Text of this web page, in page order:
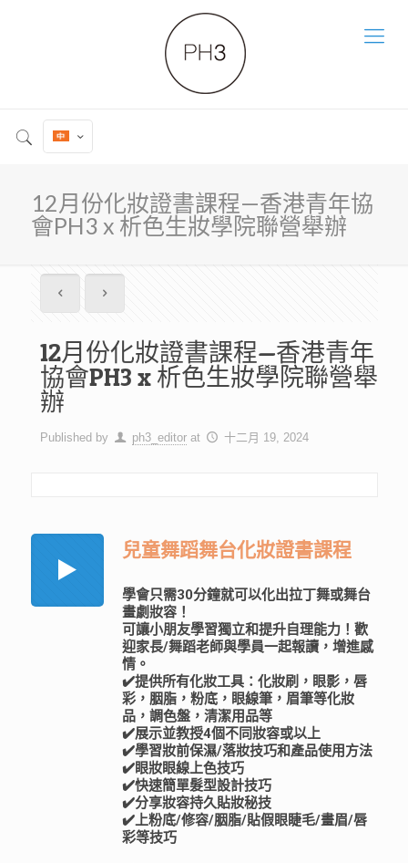
12月份化妝證書課程—香港青年協
會PH3 x 析色生妝學院聯營舉辦
12月份化妝證書課程—香港青年
協會PH3 x 析色生妝學院聯營舉
辦
Published by ph3_editor at 十二月 19, 2024
兒童舞蹈舞台化妝證書課程
學會只需30分鐘就可以化出拉丁舞或舞台
畫劇妝容！
可讓小朋友學習獨立和提升自理能力！歡
迎家長/舞蹈老師與學員一起報讀，增進感
情。
✔️提供所有化妝工具：化妝刷，眼影，唇
彩，胭脂，粉底，眼線筆，眉筆等化妝
品，調色盤，清潔用品等
✔️展示並教授4個不同妝容或以上
✔️學習妝前保濕/落妝技巧和產品使用方法
✔️眼妝眼線上色技巧
✔️快速簡單髮型設計技巧
✔️分享妝容持久貼妝秘技
✔️上粉底/修容/胭脂/貼假眼睫毛/畫眉/唇
彩等技巧